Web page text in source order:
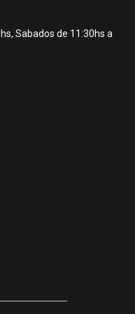
Sabados de 11:30hs a